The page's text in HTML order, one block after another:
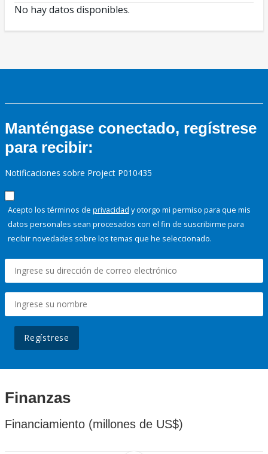
No hay datos disponibles.
Manténgase conectado, regístrese
para recibir:
Notificaciones sobre Project P010435
Acepto los términos de privacidad y otorgo mi permiso para que mis
datos personales sean procesados con el fin de suscribirme para
recibir novedades sobre los temas que he seleccionado.
Regístrese
Finanzas
Financiamiento (millones de US$)